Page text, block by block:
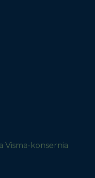
Visma-konsernia